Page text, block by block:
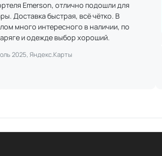
Emerson, отлично подошли для
Доставка быстрая, всё чётко. В
много интересного в наличии, по
и одежде выбор хороший.
2025, Яндекс.Карты